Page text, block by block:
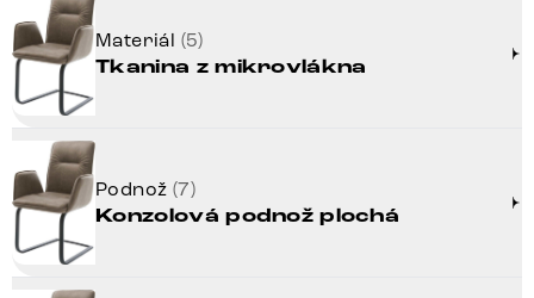
Materiál (5)
Tkanina z mikrovlákna
Podnož (7)
Konzolová podnož plochá